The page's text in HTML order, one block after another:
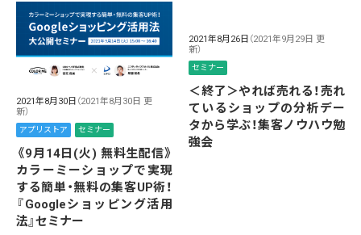
2021年8月30日 （2021年8月30日 更
新）
アプリストア セミナー
《9月14日(火) 無料生配信》
カラーミーショップで実現
する簡単・無料の集客UP術！
『Googleショッピング活用
法』セミナー
2021年8月26日 （2021年9月29日 更
新）
セミナー
＜終了＞やれば売れる！売れ
ているショップの分析デー
タから学ぶ！集客ノウハウ勉
強会